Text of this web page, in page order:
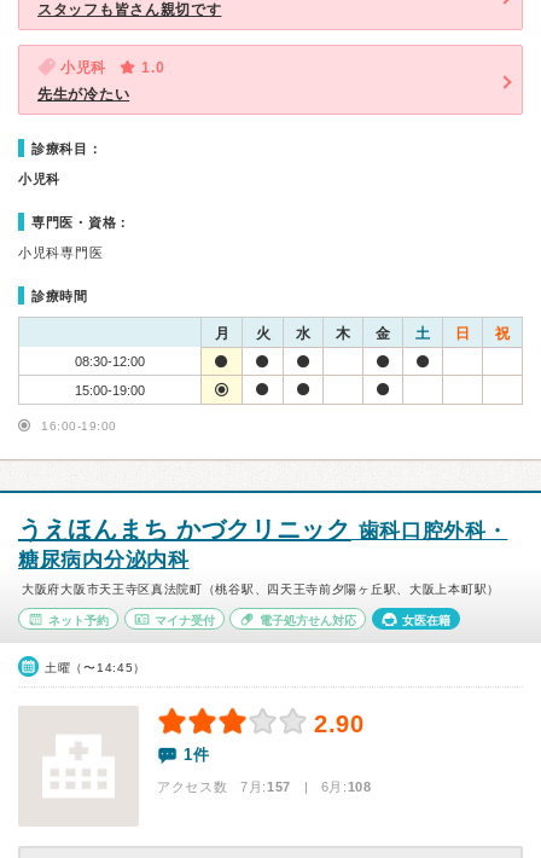
スタッフも皆さん親切です
小児科
1.0
先生が冷たい
診療科目：
小児科
専門医・資格：
小児科専門医
診療時間
月 火 水 木 金 土 日 祝
08:30-12:00
15:00-19:00
16:00-19:00
うえほんまち かづクリニック 歯科口腔外科・
糖尿病内分泌内科
大阪府大阪市天王寺区真法院町（桃谷駅、四天王寺前夕陽ヶ丘駅、大阪上本町駅）
ネット予約 マイナ受付 電子処方せん対応 女医在籍
土曜（〜14:45）
2.90
1件
アクセス数 7月:157 | 6月:108